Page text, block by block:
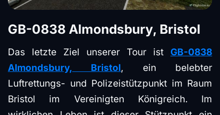
GB-0838 Almondsbury, Bristol
Das letzte Ziel unserer Tour ist GB-0838
Almondsbury, Bristol, ein belebter
Luftrettungs- und Polizeistützpunkt im Raum
Bristol im Vereinigten Königreich. Im